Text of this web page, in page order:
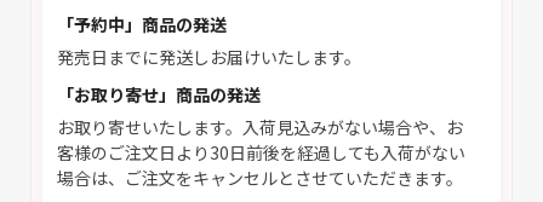
「予約中」商品の発送
発売日までに発送しお届けいたします。
「お取り寄せ」商品の発送
お取り寄せいたします。入荷見込みがない場合や、お
客様のご注文日より30日前後を経過しても入荷がない
場合は、ご注文をキャンセルとさせていただきます。